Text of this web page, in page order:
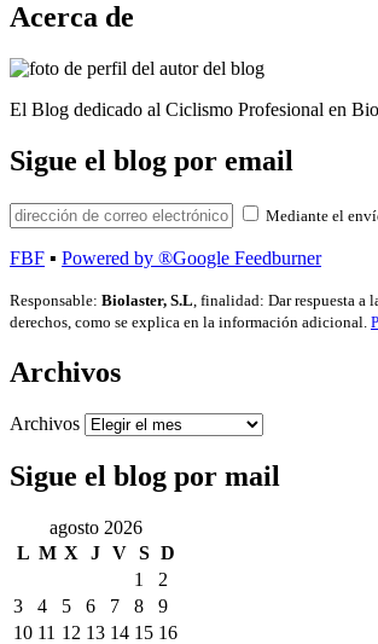
Acerca de
El Blog dedicado al Ciclismo Profesional en
Sigue el blog por email
Mediante el
FBF ▪ Powered by ®Google Feedburner
Responsable: Biolaster, S.L, finalidad: Dar respuesta a
derechos, como se explica en la información adicional.
Archivos
Archivos
Sigue el blog por mail
agosto 2026
L M X J V S D
1
2
3
4 5 6 7 8
9
10 11 12 13 14 15 16